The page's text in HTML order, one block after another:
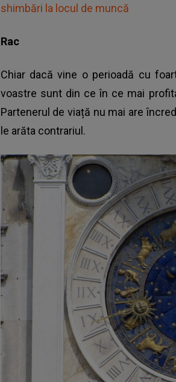
shimbări la locul de muncă
Rac
Chiar dacă vine o perioadă cu
voastre sunt din ce în ce mai
Partenerul de viață nu mai are
le arăta contrariul.